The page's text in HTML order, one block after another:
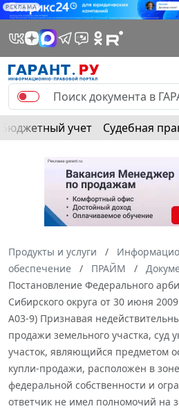
РЕКЛАМА
Бюджетный учет Судебная
Продукты и услуги
обеспечение
ПРАЙМ
Постановление Федерального
Сибирского округа от 30 июня
А03-9) Признавая
продажи земельного участка, суд
участок, являющийся предметом
купли-продажи, расположен в
федеральной собственности и
ответчик не имел полномочий на